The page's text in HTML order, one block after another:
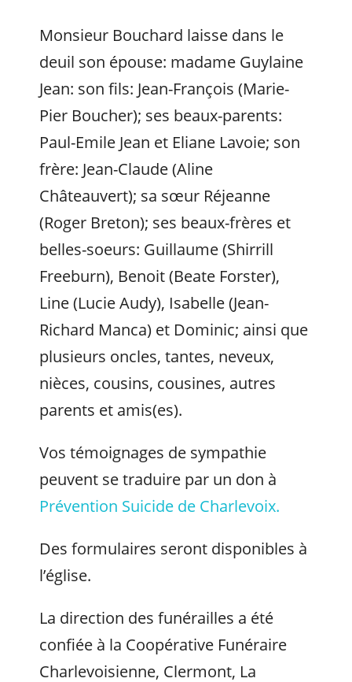
Monsieur Bouchard laisse dans le
deuil son épouse: madame Guylaine
Jean: son fils: Jean-François (Marie-
Pier Boucher); ses beaux-parents:
Paul-Emile Jean et Eliane Lavoie; son
frère: Jean-Claude (Aline
Châteauvert); sa sœur Réjeanne
(Roger Breton); ses beaux-frères et
belles-soeurs: Guillaume (Shirrill
Freeburn), Benoit (Beate Forster),
Line (Lucie Audy), Isabelle (Jean-
Richard Manca) et Dominic; ainsi que
plusieurs oncles, tantes, neveux,
nièces, cousins, cousines, autres
parents et amis(es).
Vos témoignages de sympathie
peuvent se traduire par un don à
Prévention Suicide de Charlevoix.
Des formulaires seront disponibles à
l’église.
La direction des funérailles a été
confiée à la Coopérative Funéraire
Charlevoisienne, Clermont, La